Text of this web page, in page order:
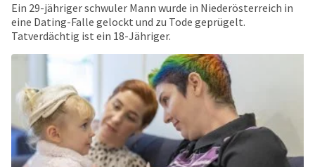
Ein 29-jähriger schwuler Mann wurde in Niederösterreich in
eine Dating-Falle gelockt und zu Tode geprügelt.
Tatverdächtig ist ein 18-Jähriger.